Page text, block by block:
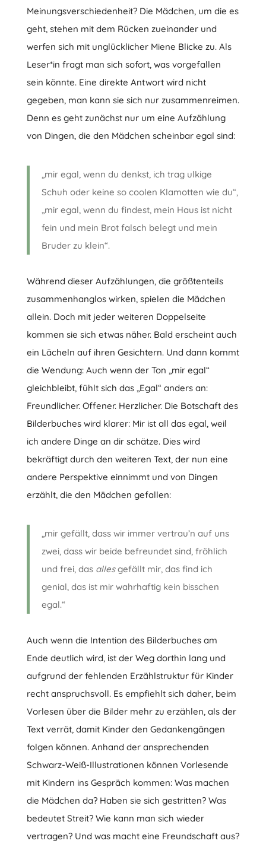
Meinungsverschiedenheit? Die Mädchen, um die es
geht, stehen mit dem Rücken zueinander und
werfen sich mit unglücklicher Miene Blicke zu. Als
Leser*in fragt man sich sofort, was vorgefallen
sein könnte. Eine direkte Antwort wird nicht
gegeben, man kann sie sich nur zusammenreimen.
Denn es geht zunächst nur um eine Aufzählung
von Dingen, die den Mädchen scheinbar egal sind:
„mir egal, wenn du denkst, ich trag ulkige
Schuh oder keine so coolen Klamotten wie du“,
„mir egal, wenn du findest, mein Haus ist nicht
fein und mein Brot falsch belegt und mein
Bruder zu klein“.
Während dieser Aufzählungen, die größtenteils
zusammenhanglos wirken, spielen die Mädchen
allein. Doch mit jeder weiteren Doppelseite
kommen sie sich etwas näher. Bald erscheint auch
ein Lächeln auf ihren Gesichtern. Und dann kommt
die Wendung: Auch wenn der Ton „mir egal“
gleichbleibt, fühlt sich das „Egal“ anders an:
Freundlicher. Offener. Herzlicher. Die Botschaft des
Bilderbuches wird klarer: Mir ist all das egal, weil
ich andere Dinge an dir schätze. Dies wird
bekräftigt durch den weiteren Text, der nun eine
andere Perspektive einnimmt und von Dingen
erzählt, die den Mädchen gefallen:
„mir gefällt, dass wir immer vertrau’n auf uns
zwei, dass wir beide befreundet sind, fröhlich
und frei, das allesgefällt mir, das find ich
genial, das ist mir wahrhaftig kein bisschen
egal.“
Auch wenn die Intention des Bilderbuches am
Ende deutlich wird, ist der Weg dorthin lang und
aufgrund der fehlenden Erzählstruktur für Kinder
recht anspruchsvoll. Es empfiehlt sich daher, beim
Vorlesen über die Bilder mehr zu erzählen, als der
Text verrät, damit Kinder den Gedankengängen
folgen können. Anhand der ansprechenden
Schwarz-Weiß-Illustrationen können Vorlesende
mit Kindern ins Gespräch kommen: Was machen
die Mädchen da? Haben sie sich gestritten? Was
bedeutet Streit? Wie kann man sich wieder
vertragen? Und was macht eine Freundschaft aus?